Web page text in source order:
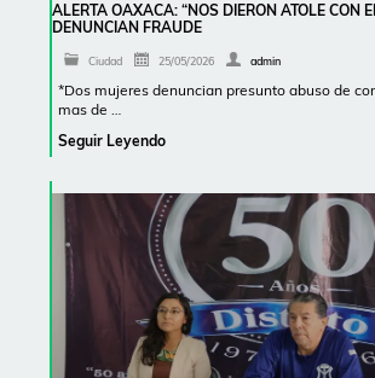
ALERTA OAXACA: “NOS DIERON ATOLE CON
DENUNCIAN FRAUDE
Ciudad 25/05/2026 admin
*Dos mujeres denuncian presunto abuso de
mas de …
Seguir Leyendo